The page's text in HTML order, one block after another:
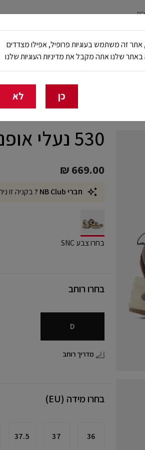
ריצה עבודה ובטיחות Club
530 נעלי אופנה
₪ 669.00
חברי NB Club ? בקניה זו
selected
בחרו צבע SNC
בחרו רוחב
D
מדריך רוחב
בחרו מידה (EU)
36
37
37.5
אתר זה משתמש בעוגיות פרופיל, אפילו מצדדים
שלנו אתה מקבל את מדיניות העוגיות שלנו
כן לא